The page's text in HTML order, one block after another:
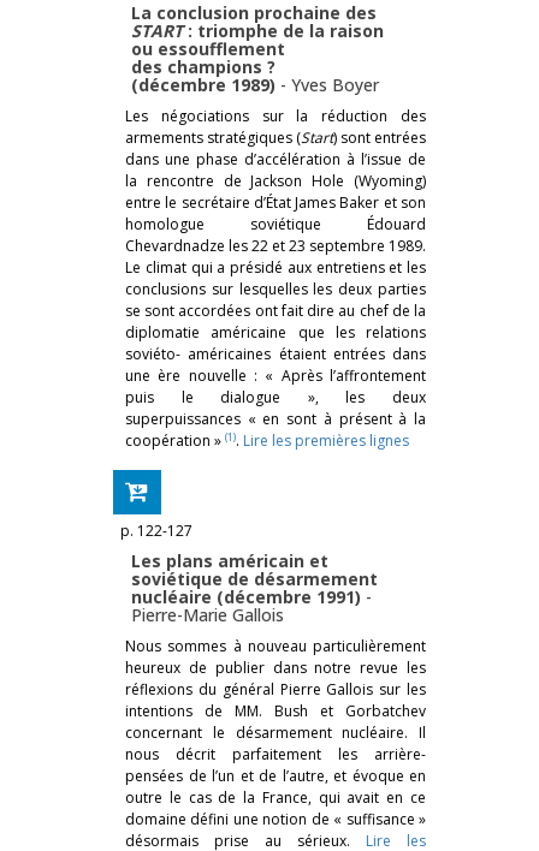
La conclusion prochaine des
START: triomphe de la raison
ou essoufflement
des champions ?
(décembre 1989) - Yves Boyer
Les négociations sur la réduction des
armements stratégiques (Start) sont entrées
dans une phase d’accélération à l’issue de
la rencontre de Jackson Hole (Wyoming)
entre le secrétaire d’État James Baker et son
homologue soviétique Édouard
Chevardnadze les 22 et 23 septembre 1989.
Le climat qui a présidé aux entretiens et les
conclusions sur lesquelles les deux parties
se sont accordées ont fait dire au chef de la
diplomatie américaine que les relations
soviéto- américaines étaient entrées dans
une ère nouvelle : « Après l’affrontement
puis le dialogue », les deux
superpuissances « en sont à présent à la
coopération » (1). Lire les premières lignes
p. 122-127
Les plans américain et
soviétique de désarmement
nucléaire (décembre 1991) -
Pierre-Marie Gallois
Nous sommes à nouveau particulièrement
heureux de publier dans notre revue les
réflexions du général Pierre Gallois sur les
intentions de MM. Bush et Gorbatchev
concernant le désarmement nucléaire. Il
nous décrit parfaitement les arrière-
pensées de l’un et de l’autre, et évoque en
outre le cas de la France, qui avait en ce
domaine défini une notion de « suffisance »
désormais prise au sérieux. Lire les